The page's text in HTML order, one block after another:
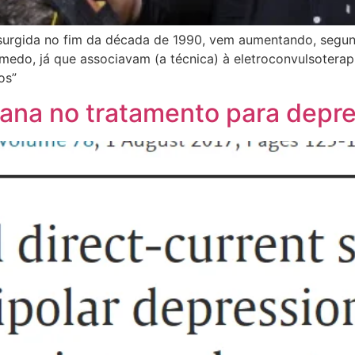
no fim da década de 1990, vem aumentando,
já que associavam (a técnica) à
no tratamento para